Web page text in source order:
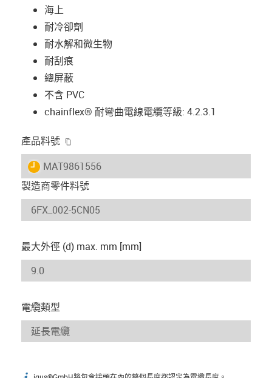
海上
耐冷卻劑
耐水解和微生物
耐刮痕
總屏蔽
不含 PVC
chainflex® 耐彎曲電線電纜等級: 4.2.3.1
產品料號
igus-icon-lieferzeit
MAT9861556
製造商零件料號
最大外徑 (d) max. mm [mm]
電纜類型